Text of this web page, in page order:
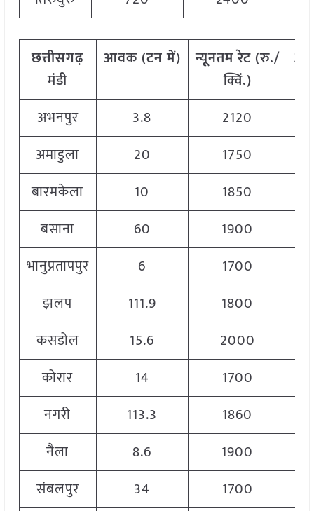
छत्तीसगढ़
मंडी
आवक(टनमें) न्यूनतमरेट(रु./
क्विं.)
अभनपुर 3.8
2120
अमाडुला
20
1750
बारमकेला
10
1850
बसाना
60
1900
भानुप्रतापपुर
6
1700
झलप
111.9
1800
कसडोल
15.6
2000
कोरार
14
1700
नगरी
113.3
1860
नैला
8.6
1900
संबलपुर
34
1700